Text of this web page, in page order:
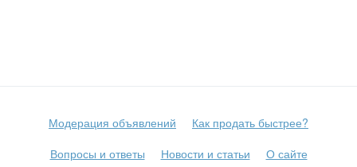
Модерация объявлений
Как продать быстрее?
Вопросы и ответы
Новости и статьи
О сайте